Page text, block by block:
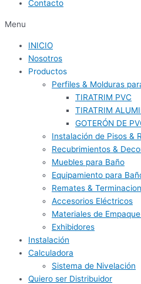
Contacto
Menu
INICIO
Nosotros
Productos
Perfiles & Molduras
TIRATRIM PVC
TIRATRIM
GOTERÓN DE
Instalación de Pisos &
Recubrimientos &
Muebles para Baño
Equipamiento para
Remates &
Accesorios Eléctricos
Materiales de
Exhibidores
Instalación
Calculadora
Sistema de Nivelación
Quiero ser Distribuidor